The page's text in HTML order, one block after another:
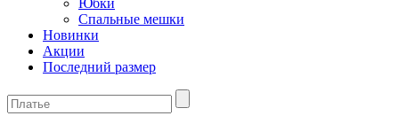
Спальные мешки
Новинки
Акции
Последний размер